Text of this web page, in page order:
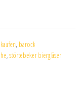
, barock
, störtebeker biergläser